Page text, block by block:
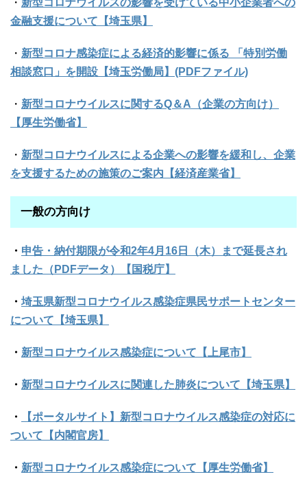
金融支援について【埼玉県】
・ 新型コロナ感染症による経済的影響に係る 「特別労働
相談窓口」を開設【埼玉労働局】(PDFファイル)
・ 新型コロナウイルスに関するQ＆A（企業の方向け）
【厚生労働省】
・ 新型コロナウイルスによる企業への影響を緩和し、企業
を支援するための施策のご案内【経済産業省】
一般の方向け
・ 申告・納付期限が令和2年4月16日（木）まで延長され
ました（PDFデータ）【国税庁】
・ 埼玉県新型コロナウイルス感染症県民サポートセンター
について【埼玉県】
・ 新型コロナウイルス感染症について【上尾市】
・ 新型コロナウイルスに関連した肺炎について【埼玉県】
・
【ポータルサイト】新型コロナウイルス感染症の対応に
ついて【内閣官房】
・ 新型コロナウイルス感染症について【厚生労働省】